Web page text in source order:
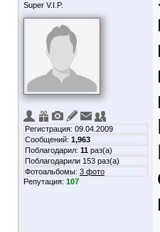
Super V.I.P.
Регистрация: 09.04.2009
Сообщений: 1,963
Поблагодарил: 11 раз(а)
Поблагодарили 153 раз(а)
Фотоальбомы: 3 фото
Репутация: 107